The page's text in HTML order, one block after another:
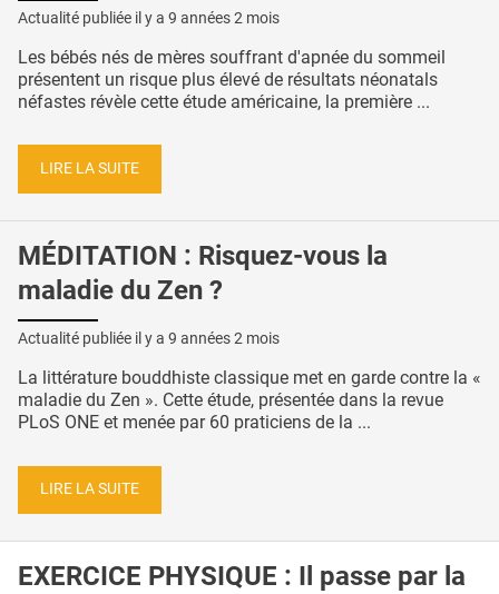
Actualité publiée il y a 9 années 2 mois
Les bébés nés de mères souffrant d'apnée du sommeil
présentent un risque plus élevé de résultats néonatals
néfastes révèle cette étude américaine, la première ...
LIRE LA SUITE
MÉDITATION : Risquez-vous la
maladie du Zen ?
Actualité publiée il y a 9 années 2 mois
La littérature bouddhiste classique met en garde contre la «
maladie du Zen ». Cette étude, présentée dans la revue
PLoS ONE et menée par 60 praticiens de la ...
LIRE LA SUITE
EXERCICE PHYSIQUE : Il passe par la